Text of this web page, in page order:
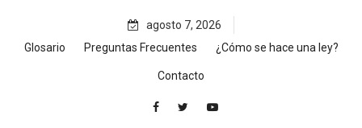
content
agosto 7, 2026
Glosario
Preguntas Frecuentes ¿Cómo se hace una ley?
Contacto